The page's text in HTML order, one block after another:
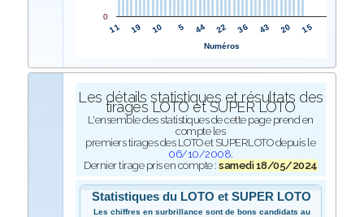
11 19 10 5 44 22 36 43 20 15
0
Numéros
Les détails statistiques et résultats des
tirages LOTO et SUPER LOTO
L'ensemble des statistiques de cette page prend en
compte les
premiers tirages des LOTO et SUPERLOTO depuis le
06/10/2008.
Dernier tirage pris en compte :samedi 18/05/2024
Statistiques du LOTO et SUPER LOTO
Les chiffres en surbrillance sont de bons candidats au